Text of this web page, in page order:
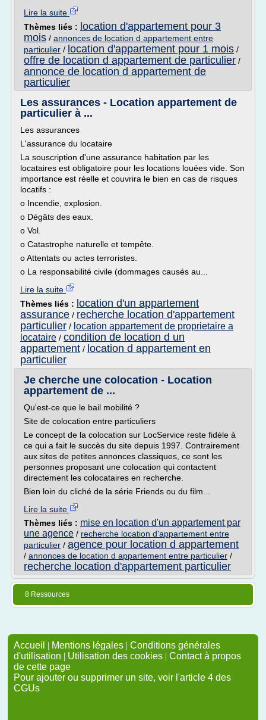
Lire la suite
Thèmes liés : location d'appartement pour 3
mois / annonces de location d appartement entre
particulier / location d'appartement pour 1 mois /
offre de location d appartement de particulier /
annonce de location d appartement de
particulier
Les assurances - Location appartement de
particulier à ...
Les assurances
L'assurance du locataire
La souscription d'une assurance habitation par les
locataires est obligatoire pour les locations louées vide. Son
importance est réelle et couvrira le bien en cas de risques
locatifs :
o Incendie, explosion.
o Dégâts des eaux.
o Vol.
o Catastrophe naturelle et tempête.
o Attentats ou actes terroristes.
o La responsabilité civile (dommages causés au...
Lire la suite
Thèmes liés : location d'un appartement
assurance / recherche location d'appartement
particulier / location appartement de proprietaire a
locataire / condition de location d un
appartement / location d appartement en
particulier
Je cherche une colocation - Location
appartement de ...
Qu'est-ce que le bail mobilité ?
Site de colocation entre particuliers
Le concept de la colocation sur LocService reste fidèle à
ce qui a fait le succès du site depuis 1997. Contrairement
aux sites de petites annonces classiques, ce sont les
personnes proposant une colocation qui contactent
directement les colocataires en recherche.
Bien loin du cliché de la série Friends ou du film...
Lire la suite
Thèmes liés : mise en location d'un appartement par
une agence / recherche location d'appartement entre
particulier / agence pour location d appartement
/ annonces de location d appartement entre particulier /
recherche location d'appartement particulier
8 Ressources
Accueil | Mentions légales | Conditions générales
d'utilisation | Utilisation des cookies | Contact à propos
de cette page
Pour ajouter ou supprimer un site, voir l'article 4 des
CGUs